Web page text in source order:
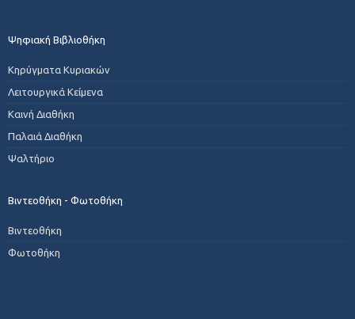
Ψηφιακή Βιβλιοθήκη
Κηρύγματα Κυριακών
Λειτουργικά Κείμενα
Καινή Διαθήκη
Παλαιά Διαθήκη
Ψαλτήριο
Βιντεοθήκη - Φωτοθήκη
Βιντεοθήκη
Φωτοθήκη